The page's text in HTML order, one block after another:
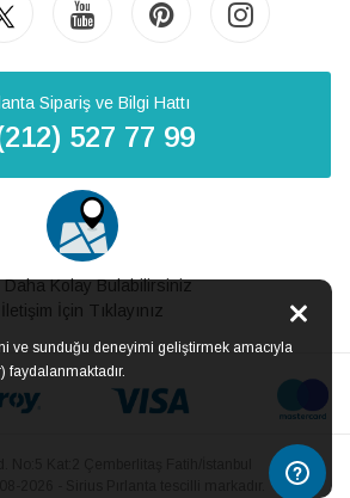
ve sunduğu deneyimi geliştirmek amacıyla
faydalanmaktadır.
Sipariş ve Bilgi Hattı
527 77 99
Daha Kolay Bulabilirsiniz
İletişim İçin Tıklayınız